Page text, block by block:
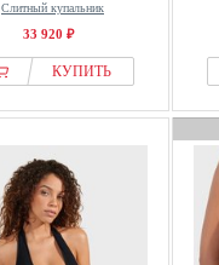
Слитный купальник
33 920 ₽
КУПИТЬ